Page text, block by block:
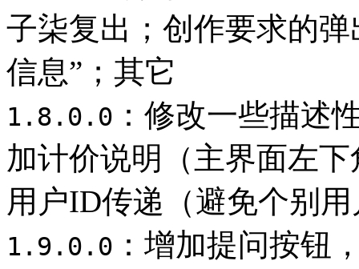
子柒复出；创作要求的
信息”；其它
1.8.0.0 ：修改一些描述
加计价说明（主界面左
用户ID传递（避免个别
1.9.0.0 ：增加提问按钮